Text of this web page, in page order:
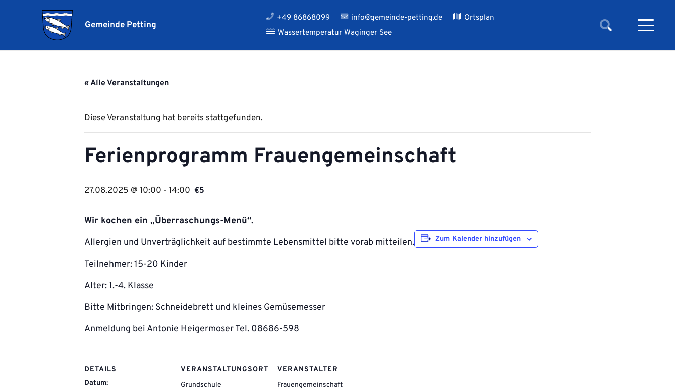
Gemeinde Petting
+49 86868099 info@gemeinde-petting.de
Ortsplan
Wassertemperatur Waginger See
« Alle Veranstaltungen
Diese Veranstaltung hat bereits stattgefunden.
Ferienprogramm Frauengemeinschaft
27.08.2025 @ 10:00 - 14:00 €5
Wir kochen ein „Überraschungs-Menü“.
Allergien und Unverträglichkeit auf bestimmte Lebensmittel bitte vorab mitteilen.
Teilnehmer: 15-20 Kinder
Alter: 1.-4. Klasse
Bitte Mitbringen: Schneidebrett und kleines Gemüsemesser
Anmeldung bei Antonie Heigermoser Tel. 08686-598
Zum Kalender hinzufügen
DETAILS
Datum:
VERANSTALTUNGSORT
Grundschule
VERANSTALTER
Frauengemeinschaft